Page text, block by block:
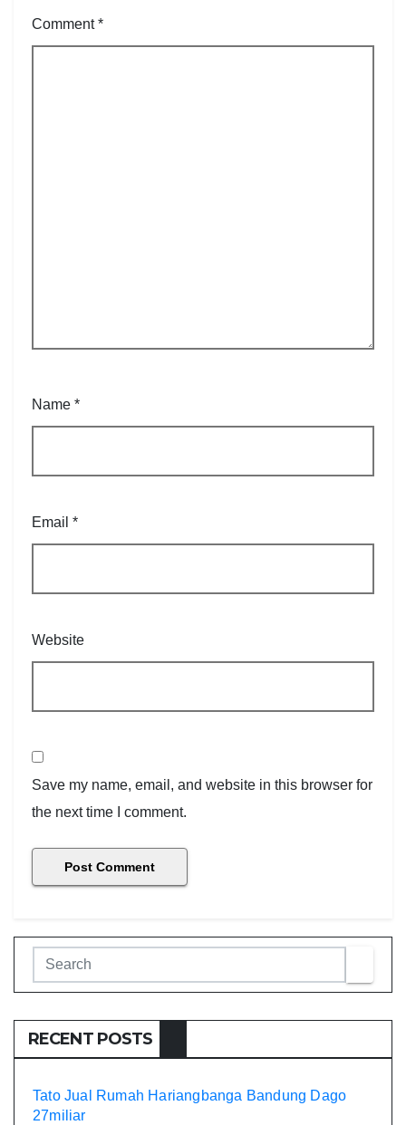
Comment*
Name *
Email *
Website
Save my name, email, and website in this browser for
the next time I comment.
RECENT POSTS
Tato Jual Rumah Hariangbanga Bandung Dago
27miliar